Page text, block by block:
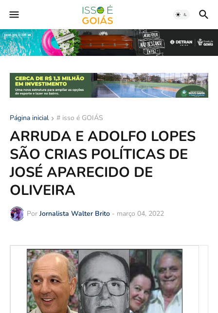
Página inicial # isso é GOIÁS
ARRUDA E ADOLFO LOPES
SÃO CRIAS POLÍTICAS DE
JOSÉ APARECIDO DE
OLIVEIRA
Por Jornalista Walter Brito - março 04, 2022